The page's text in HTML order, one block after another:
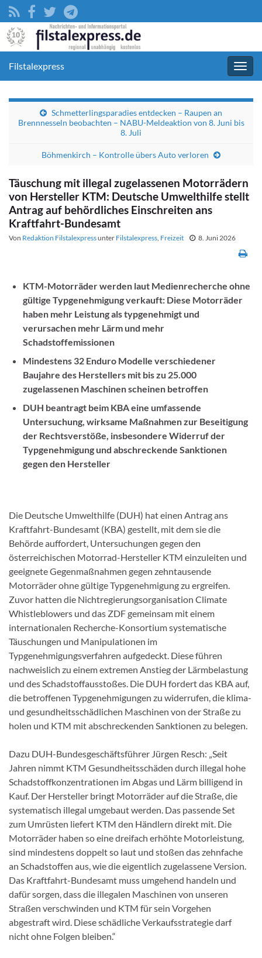
Filstalexpress
Schmetterlingsparadies entdecken – Raupen an
Brennnesseln beobachten – NABU-Meldeaktion von 8. Juni bis
8. Juli
Böhmenkirch – Kontrolle übers Auto verloren
Täuschung mit illegal zugelassenen Motorrädern
von Hersteller KTM: Deutsche Umwelthilfe stellt
Antrag auf behördliches Einschreiten ans
Kraftfahrt-Bundesamt
Von Redaktion Filstalexpressunter Filstalexpress, Freizeit 8. Juni 2026
KTM-Motorräder werden laut Medienrecherche ohne
gültige Typgenehmigung verkauft: Diese Motorräder
haben mehr Leistung als typgenehmigt und
verursachen mehr Lärm und mehr
Schadstoffemissionen
Mindestens 32 Enduro Modelle verschiedener
Baujahre des Herstellers mit bis zu 25.000
zugelassenen Maschinen scheinen betroffen
DUH beantragt beim KBA eine umfassende
Untersuchung, wirksame Maßnahmen zur Beseitigung
der Rechtsverstöße, insbesondere Widerruf der
Typgenehmigung und abschreckende Sanktionen
gegen den Hersteller
Die Deutsche Umwelthilfe (DUH) hat einen Antrag ans
Kraftfahrt-Bundesamt (KBA) gestellt, mit dem sie die
Behörde auffordert, Untersuchungen gegen den
österreichischen Motorrad-Hersteller KTM einzuleiten und
geeignete Gegenmaßnahmen gegen zehntausende
Motorräder ohne gültige Typgenehmigung zu ergreifen.
Zuvor hatten die Nichtregierungsorganisation Climate
Whistleblowers und das ZDF gemeinsam mit einem
internationalen Recherche-Konsortium systematische
Täuschungen und Manipulationen im
Typgenehmigungsverfahren aufgedeckt. Diese führen
nachweislich zu einem extremen Anstieg der Lärmbelastung
und des Schadstoffausstoßes. Die DUH fordert das KBA auf,
die betroffenen Typgenehmigungen zu widerrufen, die klima-
und gesundheitsschädlichen Maschinen von der Straße zu
holen und KTM mit abschreckenden Sanktionen zu belegen.
Dazu DUH-Bundesgeschäftsführer Jürgen Resch: „Seit
Jahren nimmt KTM Gesundheitsschäden durch illegal hohe
Schadstoffkonzentrationen im Abgas und Lärm billigend in
Kauf. Der Hersteller bringt Motorräder auf die Straße, die
systematisch illegal umgebaut werden. Das passende Set
zum Umrüsten liefert KTM den Händlern direkt mit. Die
Motorräder haben so eine dreifach erhöhte Motorleistung,
sind mindestens doppelt so laut und stoßen das zehnfache
an Schadstoffen aus, wie die eigentlich zugelassene Version.
Das Kraftfahrt-Bundesamt muss umgehend handeln und
dafür sorgen, dass die illegalen Maschinen von unseren
Straßen verschwinden und KTM für sein Vorgehen
abgestraft wird. Diese schädliche Verkaufsstrategie darf
nicht ohne Folgen bleiben.“